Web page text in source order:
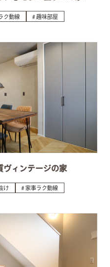
ク動線 趣味部屋
ヴィンテージの家
け 家事ラク動線